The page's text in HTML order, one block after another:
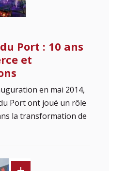
Port : 10 ans
et
en mai 2014,
Port ont joué un rôle
la transformation de